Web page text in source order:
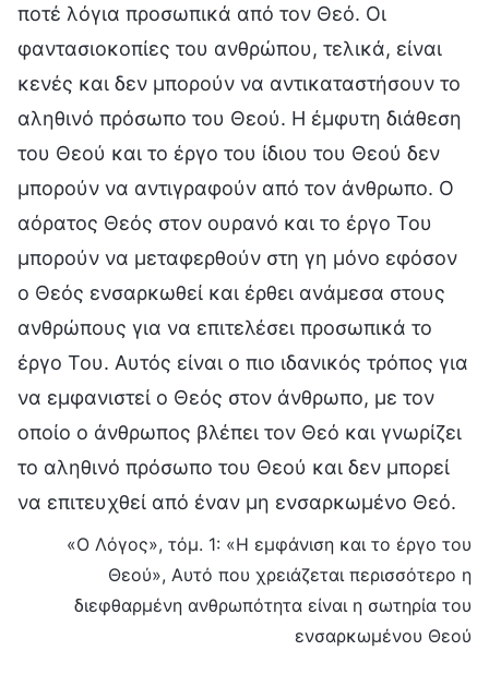
ποτέ λόγια προσωπικά από τον Θεό. Οι
φαντασιοκοπίες του ανθρώπου, τελικά, είναι
κενές και δεν μπορούν να αντικαταστήσουν το
αληθινό πρόσωπο του Θεού. Η έμφυτη διάθεση
του Θεού και το έργο του ίδιου του Θεού δεν
μπορούν να αντιγραφούν από τον άνθρωπο. Ο
αόρατος Θεός στον ουρανό και το έργο Του
μπορούν να μεταφερθούν στη γη μόνο εφόσον
ο Θεός ενσαρκωθεί και έρθει ανάμεσα στους
ανθρώπους για να επιτελέσει προσωπικά το
έργο Του. Αυτός είναι ο πιο ιδανικός τρόπος για
να εμφανιστεί ο Θεός στον άνθρωπο, με τον
οποίο ο άνθρωπος βλέπει τον Θεό και γνωρίζει
το αληθινό πρόσωπο του Θεού και δεν μπορεί
να επιτευχθεί από έναν μη ενσαρκωμένο Θεό.
«Ο Λόγος», τόμ. 1: «Η εμφάνιση και το έργο του
Θεού», Αυτό που χρειάζεται περισσότερο η
διεφθαρμένη ανθρωπότητα είναι η σωτηρία του
ενσαρκωμένου Θεού